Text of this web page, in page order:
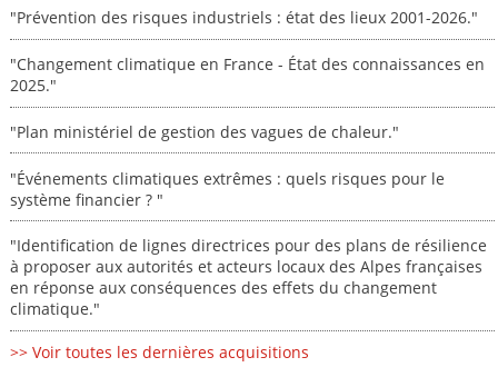
"Prévention des risques industriels : état des lieux 2001-2026."
"Changement climatique en France - État des connaissances en
2025."
"Plan ministériel de gestion des vagues de chaleur."
"Événements climatiques extrêmes : quels risques pour le
système financier ? "
"Identification de lignes directrices pour des plans de résilience
à proposer aux autorités et acteurs locaux des Alpes françaises
en réponse aux conséquences des effets du changement
climatique."
>> Voir toutes les dernières acquisitions